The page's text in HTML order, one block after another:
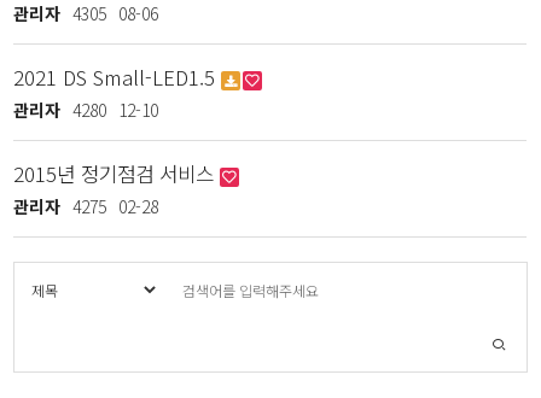
관리자 4305 08-06
2021 DS Small-LED1.5
관리자 4280 12-10
2015년 정기점검 서비스
관리자 4275 02-28